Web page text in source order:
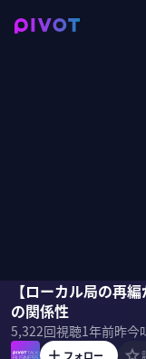
【ローカル局の再
の関係性
5,322回視聴1年前
塩野誠水野泰志小手
フォロー